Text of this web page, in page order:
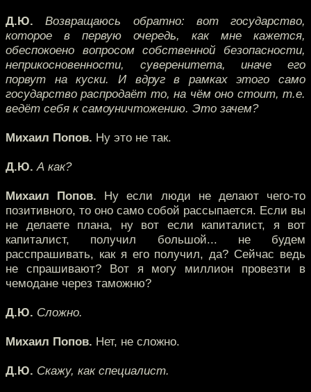
Д.Ю. Возвращаюсь обратно: вот государство,
которое в первую очередь, как мне кажется,
обеспокоено вопросом собственной безопасности,
неприкосновенности, суверенитета, иначе его
порвут на куски. И вдруг в рамках этого само
государство распродаёт то, на чём оно стоит, т.е.
ведёт себя к самоуничтожению. Это зачем?
Михаил Попов. Ну это не так.
Д.Ю. А как?
Михаил Попов. Ну если люди не делают чего-то
позитивного, то оно само собой рассыпается. Если вы
не делаете плана, ну вот если капиталист, я вот
капиталист, получил большой... не будем
расспрашивать, как я его получил, да? Сейчас ведь
не спрашивают? Вот я могу миллион провезти в
чемодане через таможню?
Д.Ю. Сложно.
Михаил Попов. Нет, не сложно.
Д.Ю. Скажу, как специалист.